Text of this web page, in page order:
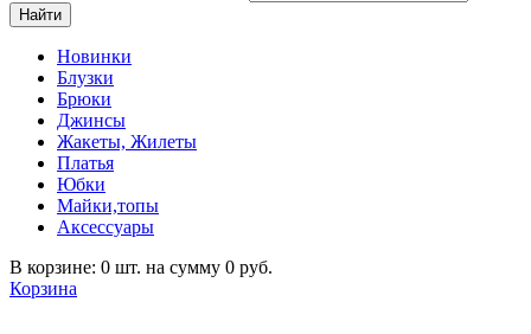
Новинки
Блузки
Брюки
Джинсы
Жакеты, Жилеты
Платья
Юбки
Майки,топы
Аксессуары
В корзине: 0 шт. на сумму 0 руб.
Корзина